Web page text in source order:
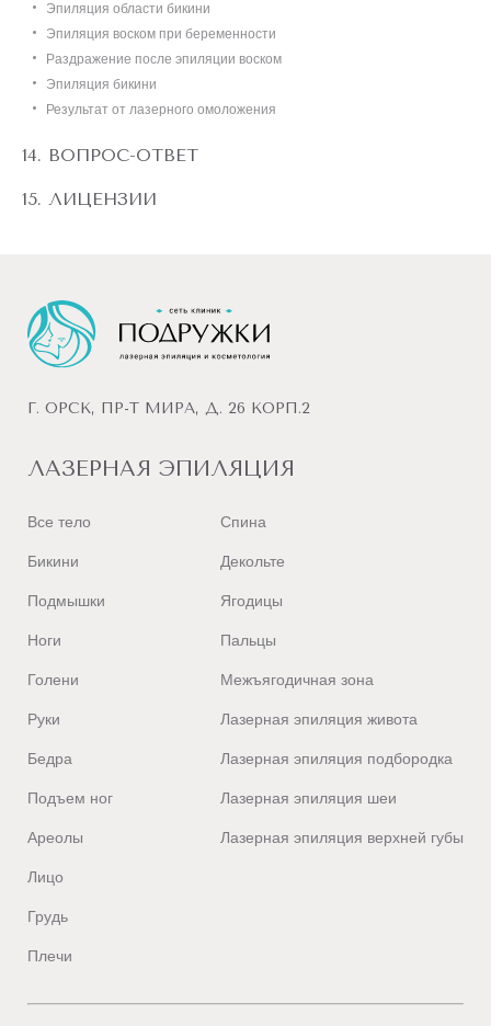
Эпиляция области бикини
Эпиляция воском при беременности
Раздражение после эпиляции воском
Эпиляция бикини
Результат от лазерного омоложения
ВОПРОС-ОТВЕТ
ЛИЦЕНЗИИ
Г. ОРСК, ПР-Т МИРА, Д. 26 КОРП.2
ЛАЗЕРНАЯ ЭПИЛЯЦИЯ
Все тело
Бикини
Подмышки
Ноги
Голени
Руки
Бедра
Подъем ног
Ареолы
Лицо
Грудь
Плечи
Спина
Декольте
Ягодицы
Пальцы
Межъягодичная зона
Лазерная эпиляция живота
Лазерная эпиляция подбородка
Лазерная эпиляция шеи
Лазерная эпиляция верхней губы